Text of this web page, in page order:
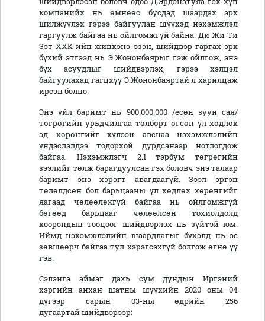
компанийх нь өмнөөс бусдад шаардах эрх
шилжүүлэх гэрээ байгуулан шүүхэд нэхэмжлэл
гаргуулж байгаа нь ойлгомжгүй байна. Ди Жи Ти
Зэт ХХК-ийн жинхэнэ эзэн, шийдвэр гаргах эрх
бүхий этгээд нь Э.Жононбаярыг гэж ойлгож, энэ
бүх асуудлыг шийдвэрлэх, гэрээ хэлцэл
байгуулахад гагцхүү Э.Жононбаяртай л харилцаж
ирсэн болно.
Энэ үйл баримт нь 900.000.000 /есөн зуун сая/
төгрөгийн урьдчилгаа төлбөрт өгсөн үл хөдлөх
эд хөрөнгийг хүлээн авснаа нэхэмжлэлийн
үндэслэлдээ тодорхой дурдсанаар нотлогдож
байгаа. Нэхэмжлэгч 2.1 тэрбум төгрөгийн
зээлийг төлж барагдуулсан гэх боловч энэ талаар
баримт энэ хэрэгт авагдаагүй. Зээл эргэн
төлөлдсөн бол барьцааны үл хөдлөх хөрөнгийг
яагаад чөлөөлөхгүй байгаа нь ойлгомжгүй
бөгөөд барьцааг чөлөөлсөн тохиолдолд
хоорондын тооцоог шийдвэрлэх нь зүйтэй юм.
Иймд нэхэмжлэлийн шаардлагыг бүхэлд нь эс
зөвшөөрч байгаа тул хэрэгсэхгүй болгож өгнө үү
гэв.
Сэлэнгэ аймаг дахь сум дундын Иргэний
хэргийн анхан шатны шүүхийн 2020 оны 04
дүгээр сарын 03-ны өдрийн 256
дугаартай шийдвэрээр: